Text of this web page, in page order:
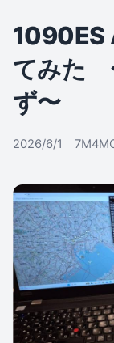
1090ES
てみた
ず〜
2026/6/1